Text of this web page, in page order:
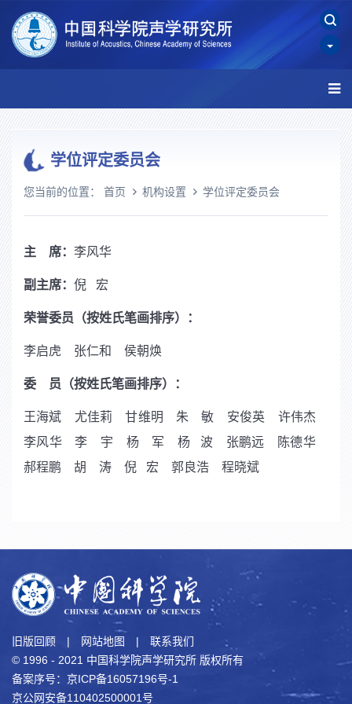
学位评定委员会
您当前的位置： 首页 机构设置 学位评定委员会
主 席： 李风华
副主席： 倪 宏
荣誉委员（按姓氏笔画排序）：
李启虎 张仁和 侯朝焕
委 员（按姓氏笔画排序）：
王海斌 尤佳莉 甘维明 朱 敏 安俊英 许伟杰
李风华李 宇 杨 军 杨 波 张鹏远
陈德华
郝程鹏
胡 涛 倪 宏 郭良浩 程晓斌
旧版回顾 | 网站地图 |
联系我们
© 1996 - 2021 中国科学院声学研究所 版权所有
备案序号：京ICP备16057196号-1
京公网安备110402500001号